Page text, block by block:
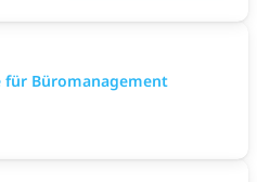
für Büromanagement